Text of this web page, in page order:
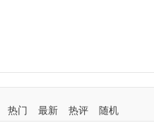
热门 最新 热评 随机